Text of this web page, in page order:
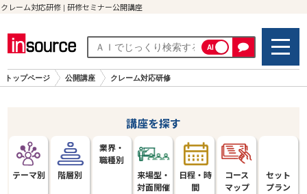
クレーム対応研修 | 研修セミナー公開講座
AI
トップページ 公開講座 クレーム対応研修
講座を探す
テーマ別 階層別
業界・
職種別
来場型・
対面開催
日程・時
間
コース
マップ
セット
プラン